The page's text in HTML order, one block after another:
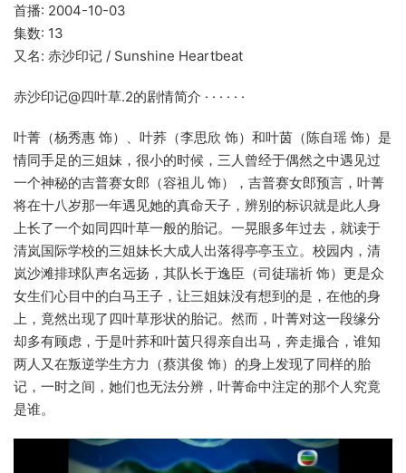
首播: 2004-10-03
集数: 13
又名: 赤沙印记 / Sunshine Heartbeat
赤沙印记@四叶草.2的剧情简介 · · · · · ·
叶菁（杨秀惠 饰）、叶荞（李思欣 饰）和叶茵（陈自瑶 饰）是
情同手足的三姐妹，很小的时候，三人曾经于偶然之中遇见过
一个神秘的吉普赛女郎（容祖儿 饰），吉普赛女郎预言，叶菁
将在十八岁那一年遇见她的真命天子，辨别的标识就是此人身
上长了一个如同四叶草一般的胎记。一晃眼多年过去，就读于
清岚国际学校的三姐妹长大成人出落得亭亭玉立。校园内，清
岚沙滩排球队声名远扬，其队长于逸臣（司徒瑞祈 饰）更是众
女生们心目中的白马王子，让三姐妹没有想到的是，在他的身
上，竟然出现了四叶草形状的胎记。然而，叶菁对这一段缘分
却多有顾虑，于是叶荞和叶茵只得亲自出马，奔走撮合，谁知
两人又在叛逆学生方力（蔡淇俊 饰）的身上发现了同样的胎
记，一时之间，她们也无法分辨，叶菁命中注定的那个人究竟
是谁。